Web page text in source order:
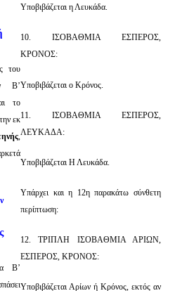
του
Β’
το
εκ
,
Β’
Υποβιβάζεται η Λευκάδα.
10. ΙΣΟΒΑΘΜΙΑ ΕΣΠΕΡΟΣ,
ΚΡΟΝΟΣ:
Υποβιβάζεται ο Κρόνος.
11. ΙΣΟΒΑΘΜΙΑ ΕΣΠΕΡΟΣ,
ΛΕΥΚΑΔΑ:
Υποβιβάζεται Η Λευκάδα.
Υπάρχει και η 12η παρακάτω σύνθετη
περίπτωση:
12. ΤΡΙΠΛΗ ΙΣΟΒΑΘΜΙΑ ΑΡΙΩΝ,
ΕΣΠΕΡΟΣ, ΚΡΟΝΟΣ:
Υποβιβάζεται Αρίων ή Κρόνος, εκτός αν